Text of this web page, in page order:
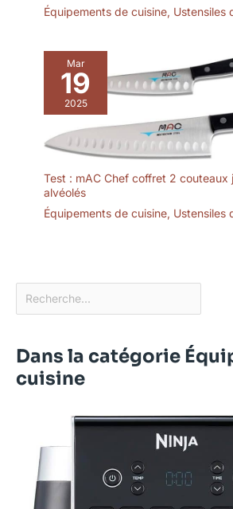
Équipements de cuisine, Ustensiles
Mar
19
2025
Test : mAC Chef coffret 2 couteaux
alvéolés
Équipements de cuisine, Ustensiles
Dans la catégorie
cuisine